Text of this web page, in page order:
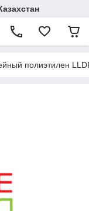
полиэтилен